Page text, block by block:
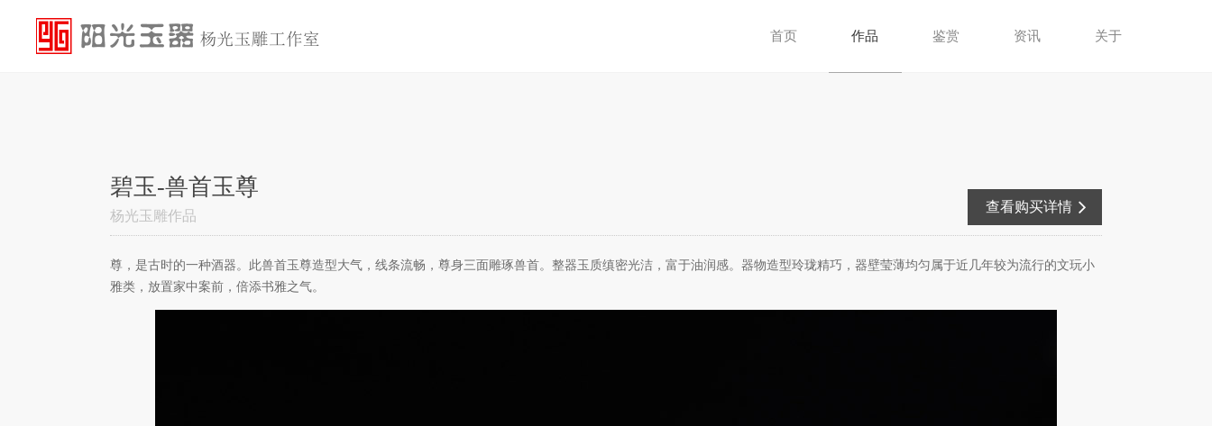
首页 作品 鉴赏 资讯 关于
碧玉-兽首玉尊
杨光玉雕作品
查看购买详情
尊，是古时的一种酒器。此兽首玉尊造型大气，线条流畅，尊身三面雕琢兽首。整器玉质缜密光洁，富于油润感。器物造型玲珑精巧，器壁莹薄均匀属于近几年较为流行的文玩小
雅类，放置家中案前，倍添书雅之气。